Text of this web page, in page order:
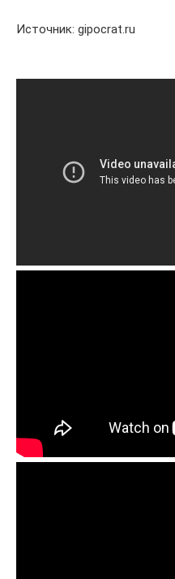
Источник: gipocrat.ru